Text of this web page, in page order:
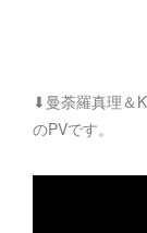
⬇︎曼荼羅真理＆
のPVです。